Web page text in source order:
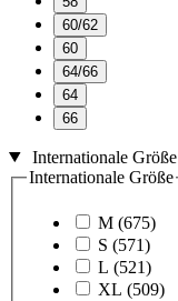
60/62
60
64/66
64
66
Internationale Größe
Internationale Größe
M (675)
S (571)
L (521)
XL (509)